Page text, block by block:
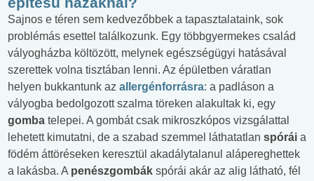
Sajnos e téren sem kedvezőbbek a tapasztalataink, sok
problémás esettel találkozunk. Egy többgyermekes család
vályogházba költözött, melynek egészségügyi hatásával
szerettek volna tisztában lenni. Az épületben váratlan
helyen bukkantunk az allergénforrásra: a padláson a
vályogba bedolgozott szalma töreken alakultak ki, egy
gomba telepei. A gombát csak mikroszkópos vizsgálattal
lehetett kimutatni, de a szabad szemmel láthatatlan spórái a
födém áttöréseken keresztül akadálytalanul alápereghettek
a lakásba. A penészgombák spórái akár az alig látható, fél